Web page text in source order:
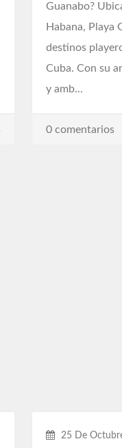
Guanabo?
Habana, Playa
destinos
Cuba. Con su
y amb...
0 comentarios
25 De